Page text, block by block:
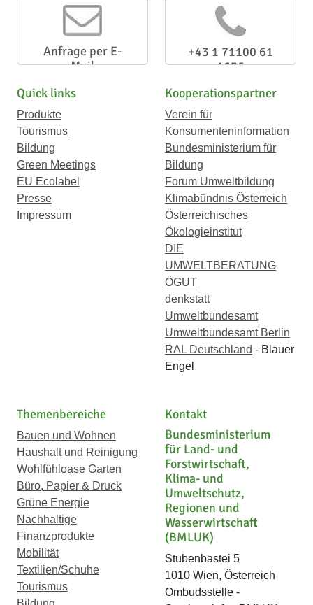
Anfrage per E-
Mail
+43 1 71100 61
1656
Quick links
Produkte
Tourismus
Bildung
Green Meetings
EU Ecolabel
Presse
Impressum
Kooperationspartner
Verein für
Konsumenteninformation
Bundesministerium für
Bildung
Forum Umweltbildung
Klimabündnis Österreich
Österreichisches
Ökologieinstitut
DIE
UMWELTBERATUNG
ÖGUT
denkstatt
Umweltbundesamt
Umweltbundesamt Berlin
RAL Deutschland - Blauer
Engel
Themenbereiche
Bauen und Wohnen
Haushalt und Reinigung
Wohlfühloase Garten
Büro, Papier & Druck
Grüne Energie
Nachhaltige
Finanzprodukte
Mobilität
Textilien/Schuhe
Tourismus
Kontakt
Bundesministerium
für Land- und
Forstwirtschaft,
Klima- und
Umweltschutz,
Regionen und
Wasserwirtschaft
(BMLUK)
Stubenbastei 5
1010 Wien, Österreich
Ombudsstelle -